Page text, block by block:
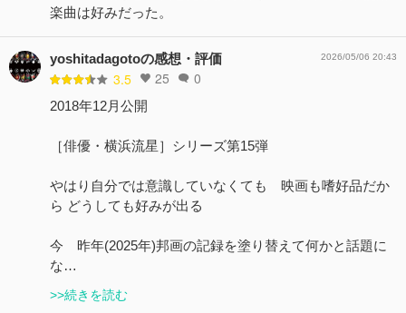
楽曲は好みだった。
yoshitadagotoの感想・評価
3.5 25 0
2026/05/06 20:43
2018年12月公開
［俳優・横浜流星］シリーズ第15弾
やはり自分では意識していなくても 映画も嗜好品だか
ら どうしても好みが出る
今 昨年(2025年)邦画の記録を塗り替えて何かと話題に
な…
>>続きを読む